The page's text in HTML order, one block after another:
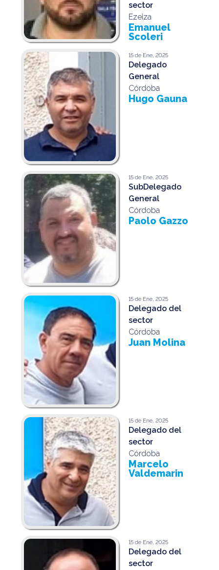
sector
Ezeiza
Emanuel
Scoleri
15 de Ene, 2025
Delegado
General
Córdoba
Hugo Gauna
15 de Ene, 2025
SubDelegado
General
Córdoba
Paolo Gazzo
15 de Ene, 2025
Delegado del
sector
Córdoba
Juan Molina
15 de Ene, 2025
Delegado del
sector
Córdoba
Marcelo
Valdemarin
15 de Ene, 2025
Delegado del
sector